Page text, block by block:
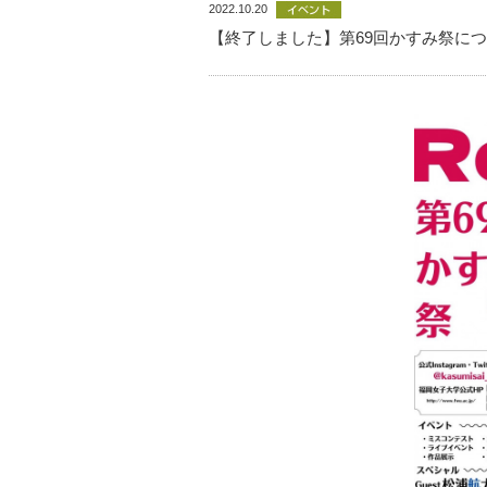
2022.10.20
【終了しました】第69回かすみ祭に